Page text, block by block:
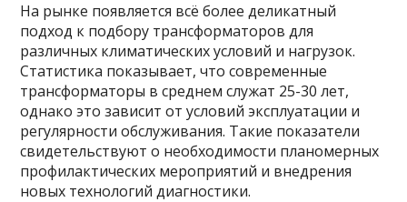
На рынке появляется всё более деликатный
подход к подбору трансформаторов для
различных климатических условий и нагрузок.
Статистика показывает, что современные
трансформаторы в среднем служат 25-30 лет,
однако это зависит от условий эксплуатации и
регулярности обслуживания. Такие показатели
свидетельствуют о необходимости планомерных
профилактических мероприятий и внедрения
новых технологий диагностики.